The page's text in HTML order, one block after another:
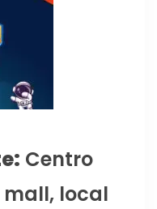
Centro
local